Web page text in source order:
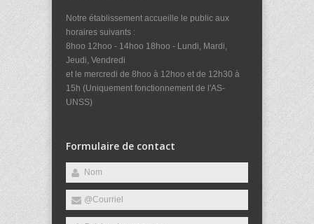
Notre établissement accueille le public aux
horaires suivants :
8hoo 12hoo - 14hoo 18hoo - Lundi, Mardi,
Jeudi, Vendredi
et le mercredi de 8hoo à 12hoo et de 12h30 à
15h (Uniquement fonctionnement de l'AS-
UNSS)
Formulaire de contact